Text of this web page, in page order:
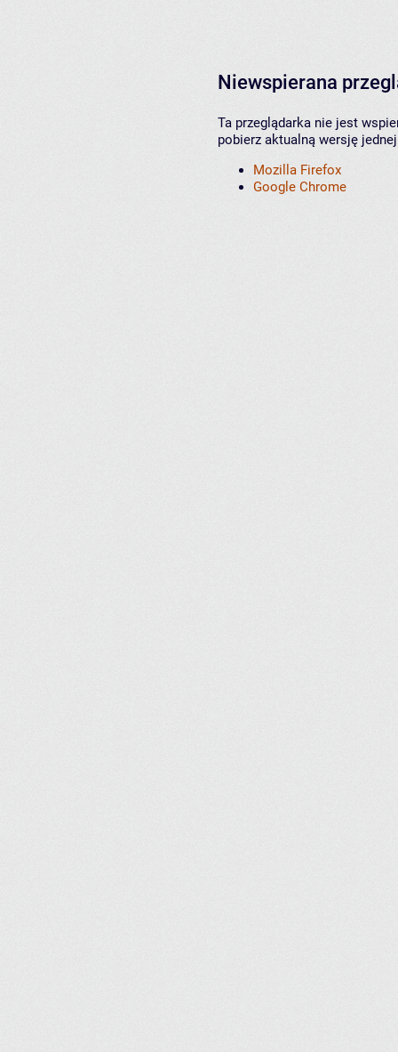
Niewspierana
Ta przeglądarka nie jest
pobierz aktualną wersję
Mozilla Firefox
Google Chrome